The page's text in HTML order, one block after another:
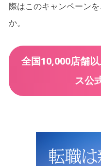
際はこのキャンペーン
か。
全国10,000店舗
ス公